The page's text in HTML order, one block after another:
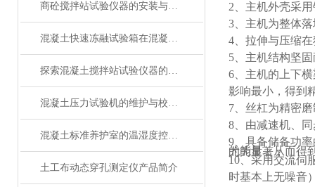
商砼搅拌站试验仪器的安装与操作技巧
混凝土快速冻融试验箱在混凝土行业中的重要作用与应用领域说明
探索混凝土搅拌站试验仪器的种类与功能
混凝土压力试验机的维护与校准方法是怎样的？
混凝土标准养护室的温湿度控制技术详解
土工布动态穿孔测定仪产品简介
2、主机外壳采
3、主机为整体
4、拉伸与压缩
5、主机结构坚
6、主机的上下
影响最小，得到
7、丝杠为精密
8、由减速机、
9、具备储备功
的能量，从而得到更好的测试性能以及获取更为精确的模量和应变值。在试验高强度材料，例如航空复合材料、金属合金时效果尤为显著；
10、采用交流伺
时基本上无噪音